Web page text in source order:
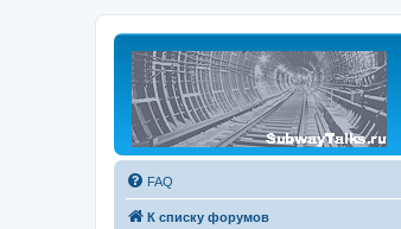
FAQ
К списку форумов